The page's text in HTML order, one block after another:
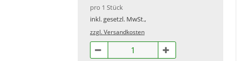
pro 1 Stück
inkl. gesetzl. MwSt.,
zzgl. Versandkosten